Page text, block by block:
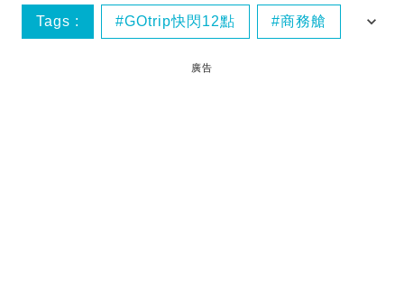
Tags : GOtrip快閃12點 商務艙
廣告